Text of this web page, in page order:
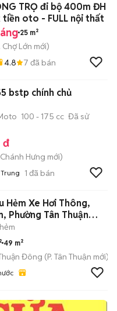
TRỌ đi bộ 400m ĐH
tiền oto - FULL nội thất
25 m²
Chợ Lớn mới)
4.8 7 đã bán
bstp chính chủ
100 - 175 cc Đã sử
đ
Chánh Hưng mới)
1 đã bán
Hẻm Xe Hơi Thông,
Phường Tân Thuận
49 m²
Đông (P. Tân Thuận mới)